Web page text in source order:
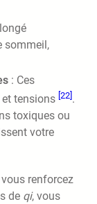
sommeil,
: Ces
tensions [22] .
toxiques ou
votre
renforcez
de qi, vous